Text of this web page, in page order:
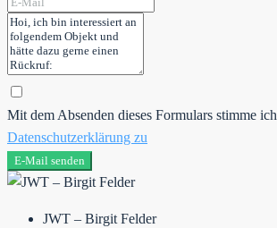
Mit dem Absenden dieses Formulars stimme ich
Datenschutzerklärung zu
E-Mail senden
JWT – Birgit Felder